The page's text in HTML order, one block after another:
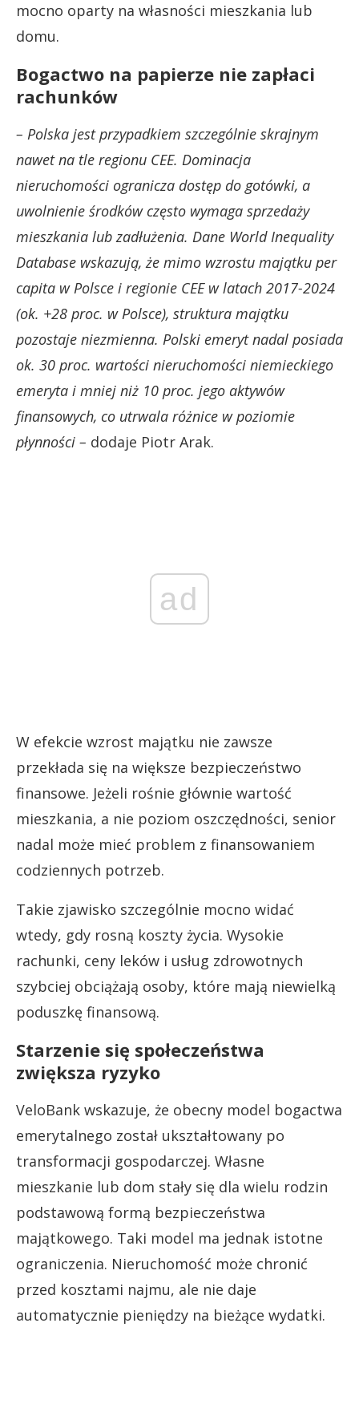
mocno oparty na własności mieszkania lub
domu.
Bogactwo na papierze nie zapłaci
rachunków
– Polska jest przypadkiem szczególnie skrajnym
nawet na tle regionu CEE. Dominacja
nieruchomości ogranicza dostęp do gotówki, a
uwolnienie środków często wymaga sprzedaży
mieszkania lub zadłużenia. Dane World Inequality
Database wskazują, że mimo wzrostu majątku per
capita w Polsce i regionie CEE w latach 2017-2024
(ok. +28 proc. w Polsce), struktura majątku
pozostaje niezmienna. Polski emeryt nadal posiada
ok. 30 proc. wartości nieruchomości niemieckiego
emeryta i mniej niż 10 proc. jego aktywów
finansowych, co utrwala różnice w poziomie
płynności – dodaje Piotr Arak.
ad
W efekcie wzrost majątku nie zawsze
przekłada się na większe bezpieczeństwo
finansowe. Jeżeli rośnie głównie wartość
mieszkania, a nie poziom oszczędności, senior
nadal może mieć problem z finansowaniem
codziennych potrzeb.
Takie zjawisko szczególnie mocno widać
wtedy, gdy rosną koszty życia. Wysokie
rachunki, ceny leków i usług zdrowotnych
szybciej obciążają osoby, które mają niewielką
poduszkę finansową.
Starzenie się społeczeństwa
zwiększa ryzyko
VeloBank wskazuje, że obecny model bogactwa
emerytalnego został ukształtowany po
transformacji gospodarczej. Własne
mieszkanie lub dom stały się dla wielu rodzin
podstawową formą bezpieczeństwa
majątkowego. Taki model ma jednak istotne
ograniczenia. Nieruchomość może chronić
przed kosztami najmu, ale nie daje
automatycznie pieniędzy na bieżące wydatki.